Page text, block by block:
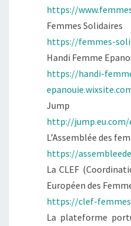
https://
Femmes Solidaires
https://femmes-
Handi Femme
https://handi-
Jump
http://
L’Assemblée des
https://
La CLEF
Européen des
https://clef-
La plateforme